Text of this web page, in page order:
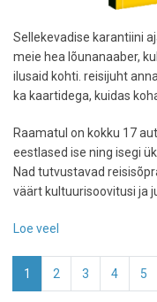
Sellekevadise karantiini
meie hea lõunanaaber,
ilusaid kohti. reisijuht
ka kaartidega, kuidas
Raamatul on kokku 17
eestlased ise ning isegi
Nad tutvustavad
väärt kultuurisoovitusi ja
Loe veel
avaldas
põhjaliku
Pagination
Eesolev
leht
1 Page
2 Page
3 Page
4 5